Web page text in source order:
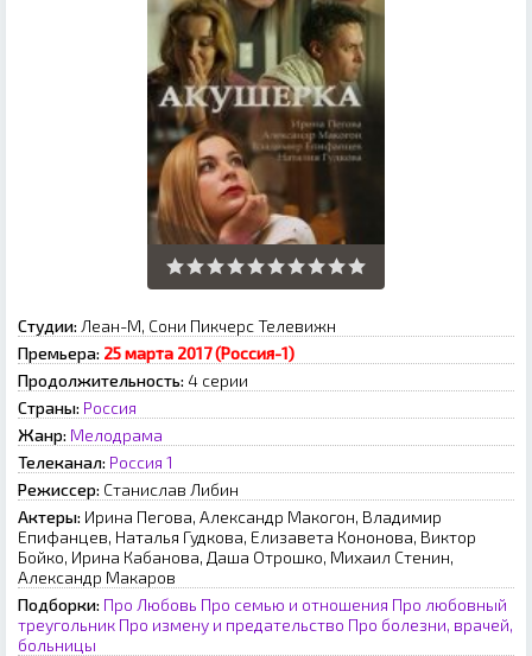
Студии: Леан-М, Сони Пикчерс Телевижн
Премьера: 25 марта 2017 (Россия-1)
Продолжительность: 4 серии
Страны: Россия
Жанр: Мелодрама
Телеканал: Россия 1
Режиссер: Станислав Либин
Актеры: Ирина Пегова, Александр Макогон, Владимир
Епифанцев, Наталья Гудкова, Елизавета Кононова, Виктор
Бойко, Ирина Кабанова, Даша Отрошко, Михаил Стенин,
Александр Макаров
Подборки: Про Любовь Про семью и отношения Про любовный
треугольник Про измену и предательство Про болезни, врачей,
больницы